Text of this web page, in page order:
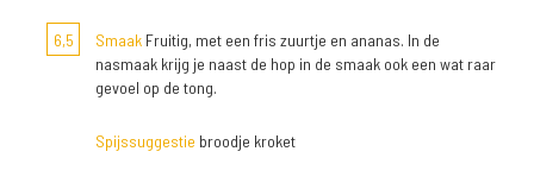
6,5 Smaak Fruitig, met een fris zuurtje en ananas. In de
nasmaak krijg je naast de hop in de smaak ook een wat raar
gevoel op de tong.
Spijssuggestie broodje kroket